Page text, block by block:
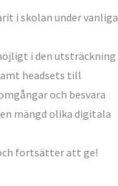
i skolan under vanliga
i den utsträckning
headsets till
och besvara
mängd olika digitala
fortsätter att ge!